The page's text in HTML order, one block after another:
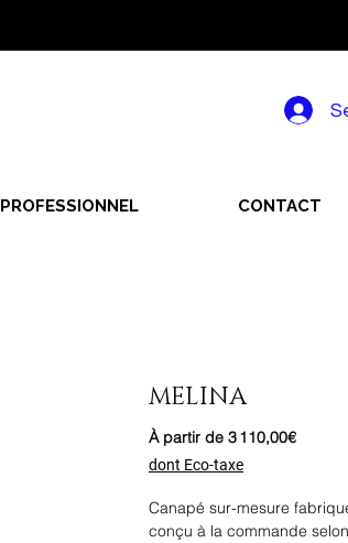
PROFESSIONNEL CONTACT
MELINA
À partir de 3 110,00€Prix
dont Eco-taxe
Canapé sur-mesure
conçu à la commande